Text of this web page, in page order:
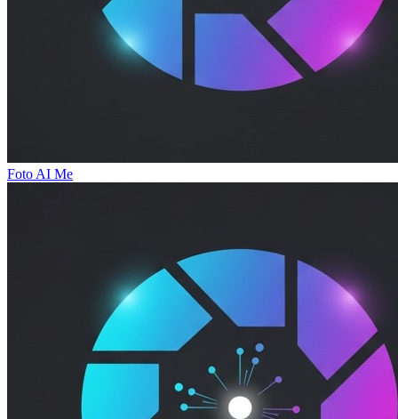
Foto AI Me